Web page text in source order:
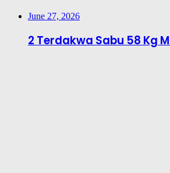
June 27, 2026
2 Terdakwa Sabu 58 Kg